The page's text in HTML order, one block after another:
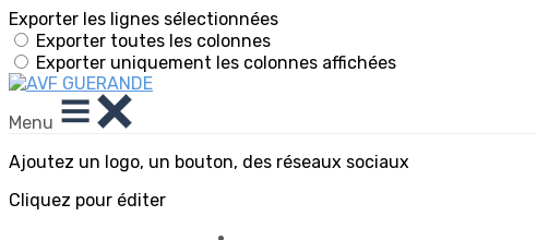
Exporter les lignes sélectionnées
Exporter toutes les colonnes
Exporter uniquement les colonnes affichées
Menu
Ajoutez un logo, un bouton, des réseaux sociaux
Cliquez pour éditer